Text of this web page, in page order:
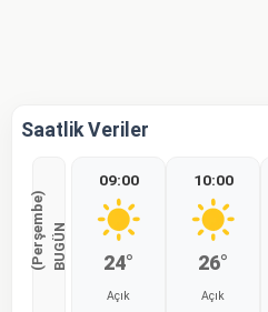
Saatlik Veriler
B
U
G
Ü
N
(
P
e
r
ş
e
m
b
e
)
09:00
24°
Açık
10:00
26°
Açık